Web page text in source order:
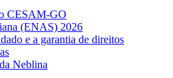
CESAM-GO
(ENAS) 2026
e a garantia de direitos
Neblina